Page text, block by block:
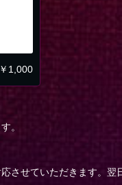
￥ 1,000
。
させていただきます。翌